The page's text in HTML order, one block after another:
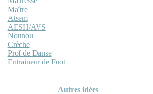
Maître
Atsem
AESH/AVS
Nounou
Crèche
Prof de Danse
Entraineur de Foot
Autres idées